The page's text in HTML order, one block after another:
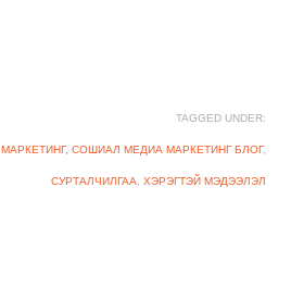
TAGGED UNDER:
МАРКЕТИНГ, СОШИАЛ МЕДИА МАРКЕТИНГ БЛОГ,
СУРТАЛЧИЛГАА ХЭРЭГТЭЙ МЭДЭЭЛЭЛ